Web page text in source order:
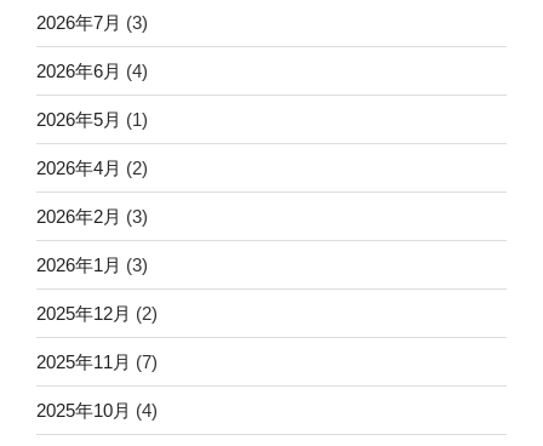
2026年7月 (3)
2026年6月 (4)
2026年5月 (1)
2026年4月 (2)
2026年2月 (3)
2026年1月 (3)
2025年12月 (2)
2025年11月 (7)
2025年10月 (4)